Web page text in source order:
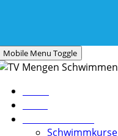
Mobile Menu Toggle
Schwimmkurse